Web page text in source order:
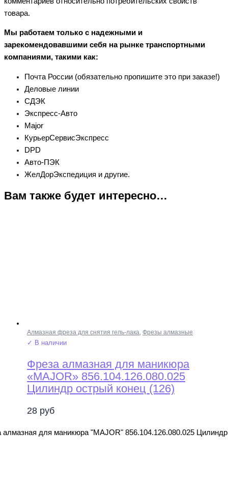
товара.
Мы работаем только с надежными и
зарекомендовавшими себя на рынке транспортными
компаниями, такими как:
Почта России (обязательно пропишите это при заказе!)
Деловые линии
СДЭК
Экспресс-Авто
Major
КурьерСервисЭкспресс
DPD
Авто-ПЭК
ЖелДорЭкспедиция и другие.
Вам также будет интересно…
Алмазная фреза для снятия гель-лака, Фрезы алмазные
✓ В наличии
Фреза алмазная для маникюра
«MAJOR» 856.104.126.080.025
Цилиндр острый конец (126)
28 руб
алмазная для маникюра "MAJOR" 856.104.126.080.025